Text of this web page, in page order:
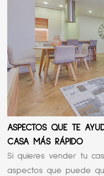
ASPECTOS QUE TE
CASA MÁS RÁPIDO
Si quieres vender tu
aspectos que puede